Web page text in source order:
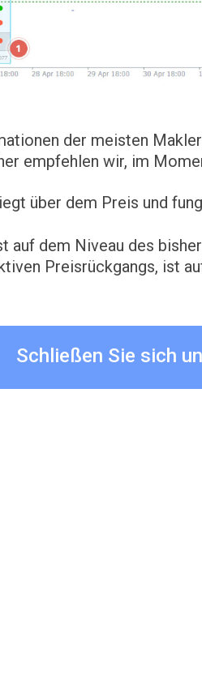
der meisten
empfehlen wir, im
über dem Preis und
auf dem Niveau des
Preisrückgangs, ist
Schließen Sie sich